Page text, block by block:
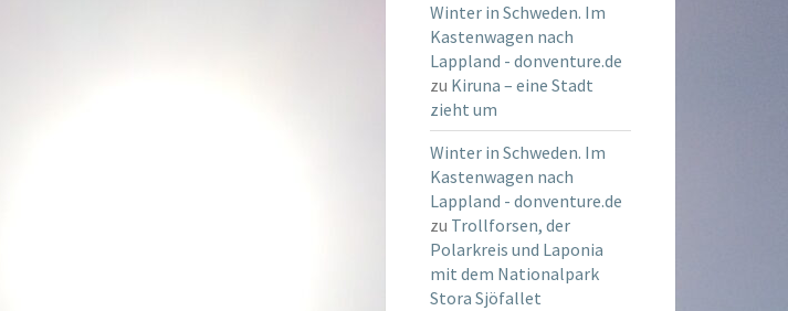
Winter in Schweden. Im
Kastenwagen nach
Lappland - donventure.de
zu Kiruna – eine Stadt
zieht um
Winter in Schweden. Im
Kastenwagen nach
Lappland - donventure.de
zu Trollforsen, der
Polarkreis und Laponia
mit dem Nationalpark
Stora Sjöfallet